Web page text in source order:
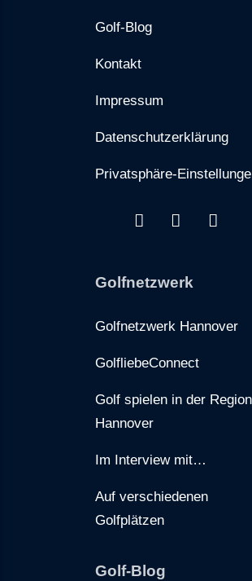
Golf-Blog
Kontakt
Impressum
Datenschutzerklärung
Privatsphäre-
Golfnetzwerk
Golfnetzwerk Hannover
GolfliebeConnect
Golf spielen in der Region
Hannover
Im Interview mit…
Auf verschiedenen
Golfplätzen
Golf-Blog